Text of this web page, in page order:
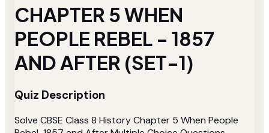
CHAPTER 5 WHEN
PEOPLE REBEL - 1857
AND AFTER (SET-1)
Quiz Description
Solve CBSE Class 8 History Chapter 5 When People